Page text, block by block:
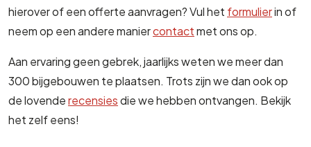
hierover of een offerte aanvragen? Vul het formulierin of
neem op een andere maniercontactmet ons op.
Aan ervaring geen gebrek, jaarlijks weten we meer dan
300 bijgebouwen te plaatsen. Trots zijn we dan ook op
de lovenderecensiesdie we hebben ontvangen. Bekijk
het zelf eens!